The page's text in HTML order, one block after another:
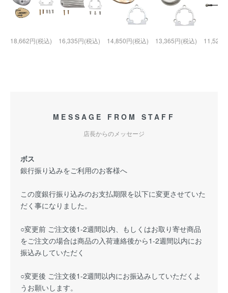
18,662円(税込) 16,335円(税込) 14,850円(税込) 13,365円(税込) 11,528
MESSAGE FROM STAFF
店長からのメッセージ
ボス
銀行振り込みをご利用のお客様へ
この度銀行振り込みのお支払期限を以下に変更させていた
だく事になりました。
○変更前 ご注文後1-2週間以内、もしくはお取り寄せ商品
をご注文の場合は商品の入荷連絡後から1-2週間以内にお
振込みしていただく
○変更後 ご注文後1-2週間以内にお振込みしていただくよ
うお願いします。